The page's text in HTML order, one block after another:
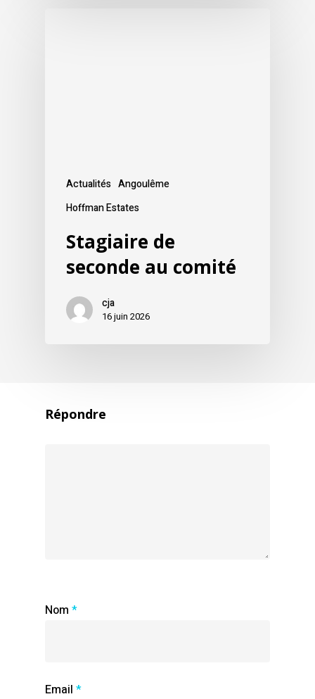
Actualités Angoulême
Hoffman Estates
Stagiaire de
seconde au comité
cja
16 juin 2026
Répondre
Nom *
Email *